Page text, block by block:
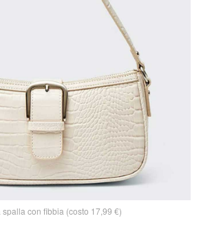
spalla con fibbia (costo 17,99 €)